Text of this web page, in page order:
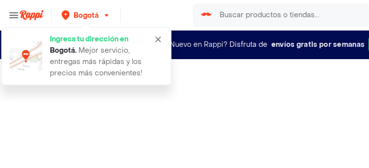
Bogotá
Ingresa tu dirección en
Bogotá. Mejor servicio,
entregas más rápidas y los
precios más convenientes!
¿Nuevo en Rappi? Disfruta de envíos gratis por semanas
34 pantalon aqui y ahora caqui